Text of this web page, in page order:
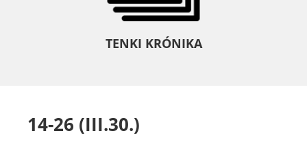
TENKI KRÓNIKA
14-26 (III.30.)